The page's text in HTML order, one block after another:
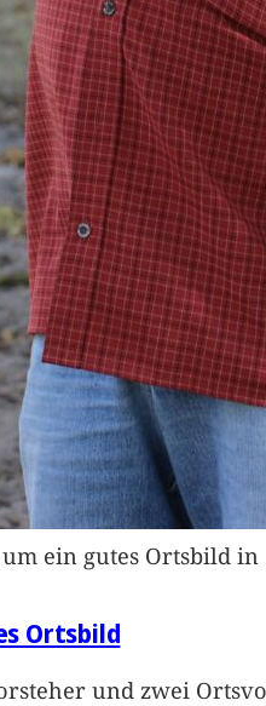
ein gutes Ortsbild
Ortsbild
und zwei